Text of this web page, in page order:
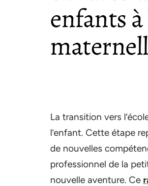
enfants à
La transition vers
l’enfant. Cette étape
de nouvelles
professionnel de la
nouvelle aventure. Ce